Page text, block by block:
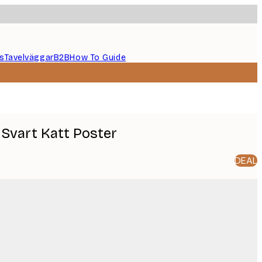
TavelväggarB2BHow To Guide
Svart Katt Poster
DEAL